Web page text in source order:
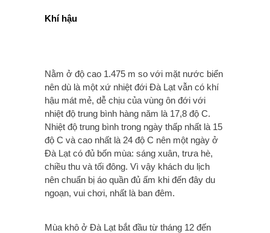
Khí hậu
Nằm ở độ cao 1.475 m so với mặt nước biển
nên dù là một xứ nhiệt đới Đà Lạt vẫn có khí
hậu mát mẻ, dễ chịu của vùng ôn đới với
nhiệt độ trung bình hàng năm là 17,8 độ C.
Nhiệt độ trung bình trong ngày thấp nhất là 15
độ C và cao nhất là 24 độ C nên một ngày ở
Đà Lạt có đủ bốn mùa: sáng xuân, trưa hè,
chiều thu và tối đông. Vì vậy khách du lịch
nên chuẩn bị áo quần đủ ấm khi đến đây du
ngoạn, vui chơi, nhất là ban đêm.
Mùa khô ở Đà Lạt bắt đầu từ tháng 12 đến